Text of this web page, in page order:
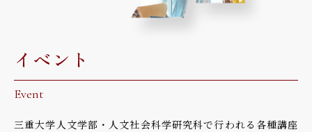
イベント
Event
三重大学人文学部・人文社会科学研究科で行われる 各種講座